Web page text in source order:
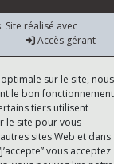
réalisé avec
Accès gérant
sur le site, nous
le bon fonctionnement
tiers utilisent
le site pour vous
sites Web et dans
vous acceptez